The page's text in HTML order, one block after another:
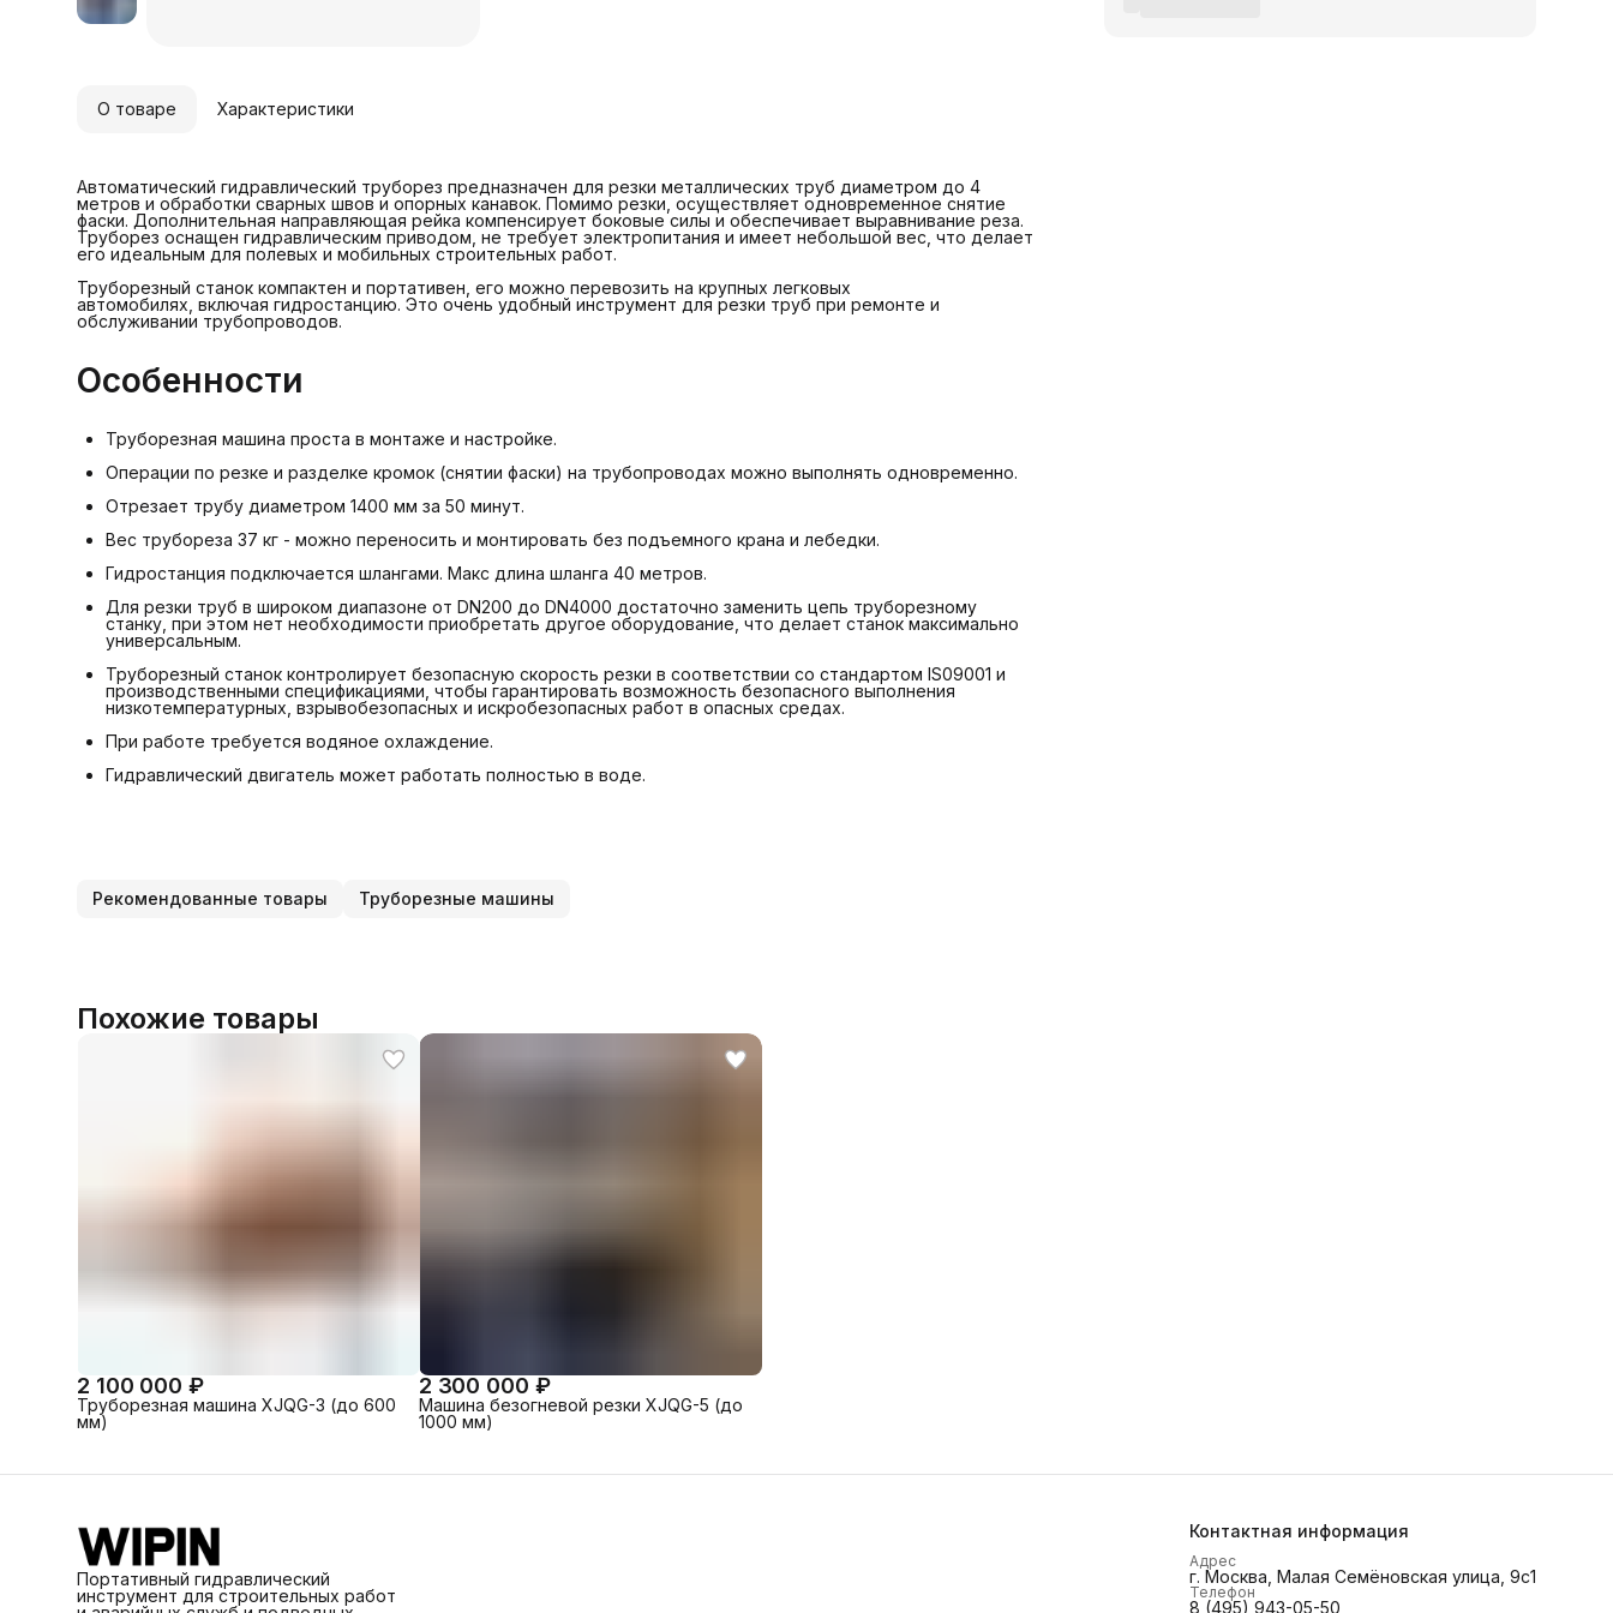
делает станок максимально универсальным.
Труборезный станок контролирует безопасную скорость
резки в соответствии со стандартом IS09001 и
производственными спецификациями, чтобы гарантировать
возможность безопасного выполнения низкотемпературных,
средах.
О товаре Характеристики
Автоматический гидравлический труборез предназначен для резки металлических труб диаметром до 4
метров и обработки сварных швов и опорных канавок. Помимо резки, осуществляет одновременное снятие
фаски. Дополнительная направляющая рейка компенсирует боковые силы и обеспечивает выравнивание реза.
Труборез оснащен гидравлическим приводом, не требует электропитания и имеет небольшой вес, что делает
его идеальным для полевых и мобильных строительных работ.
Труборезный станок компактен и портативен, его можно перевозить на крупных легковых
автомобилях, включая гидростанцию. Это очень удобный инструмент для резки труб при ремонте и
обслуживании трубопроводов.
Особенности
Труборезная машина проста в монтаже и настройке.
Операции по резке и разделке кромок (снятии фаски) на трубопроводах можно выполнять одновременно.
Отрезает трубу диаметром 1400 мм за 50 минут.
Вес трубореза 37 кг - можно переносить и монтировать без подъемного крана и лебедки.
Гидростанция подключается шлангами. Макс длина шланга 40 метров.
Для резки труб в широком диапазоне от DN200 до DN4000 достаточно заменить цепь труборезному
станку, при этом нет необходимости приобретать другое оборудование, что делает станок максимально
универсальным.
Труборезный станок контролирует безопасную скорость резки в соответствии со стандартом IS09001 и
производственными спецификациями, чтобы гарантировать возможность безопасного выполнения
низкотемпературных, взрывобезопасных и искробезопасных работ в опасных средах.
При работе требуется водяное охлаждение.
Гидравлический двигатель может работать полностью в воде.
Рекомендованные товары Труборезные машины
Похожие товары
2 100 000 ₽
Труборезная машина XJQG-3 (до 600
мм)
2 300 000 ₽
Машина безогневой резки XJQG-5 (до
1000 мм)
Портативный гидравлический
инструмент для строительных работ
Контактная информация
Адрес
г. Москва, Малая Семёновская улица, 9с1
Телефон
8 (495) 943-05-50